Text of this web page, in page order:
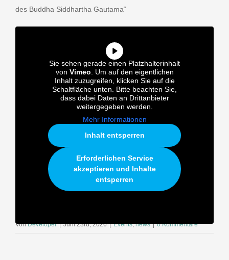
des Buddha Siddhartha Gautama“
Sie sehen gerade einen Platzhalterinhalt
von Vimeo . Um auf den eigentlichen
Inhalt zuzugreifen, klicken Sie auf die
Schaltfläche unten. Bitte beachten Sie,
dass dabei Daten an Drittanbieter
weitergegeben werden.
Mehr Informationen
Inhalt entsperren
Erforderlichen Service
akzeptieren und Inhalte
entsperren
VonDeveloper | Juni 23rd, 2026 | Events,news | 0 Kommentare